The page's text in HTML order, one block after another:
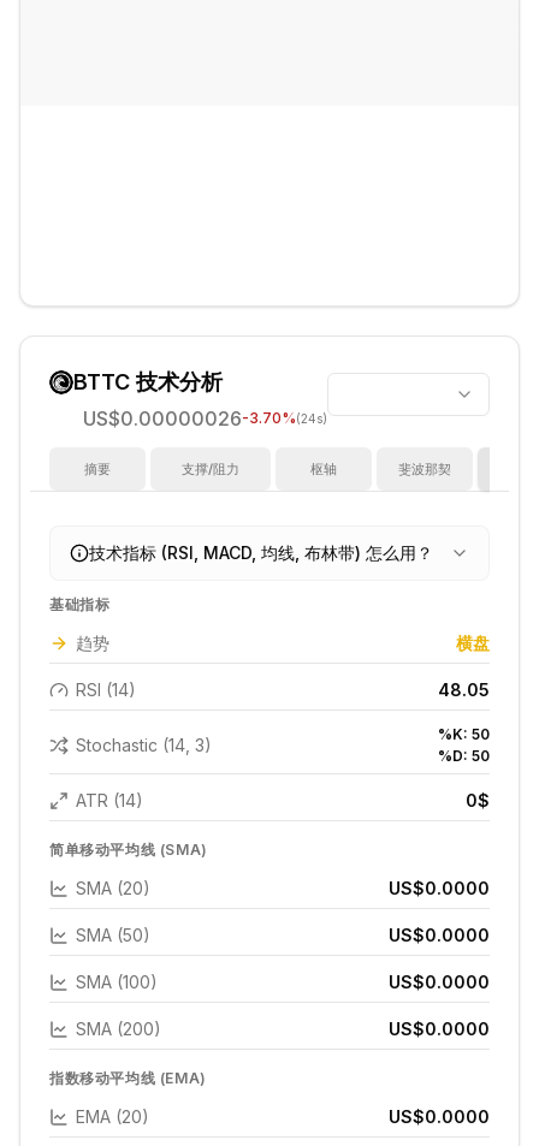
BTTC技术分析
US$0.00000026-3.70%(24s)
摘要 支撑/阻力 枢轴 斐波那契
技术指标 (RSI, MACD, 均线, 布林带) 怎么用？
基础指标
趋势 横盘
RSI (14) 48.05
Stochastic (14, 3)
%K: 50
%D: 50
ATR (14) 0$
简单移动平均线 (SMA)
SMA (20) US$0.0000
SMA (50) US$0.0000
SMA (100) US$0.0000
SMA (200) US$0.0000
指数移动平均线 (EMA)
EMA (20) US$0.0000